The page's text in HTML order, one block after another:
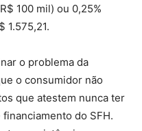
100 mil) ou 0,25%
1.575,21.
o problema da
o consumidor não
que atestem nunca ter
do SFH.